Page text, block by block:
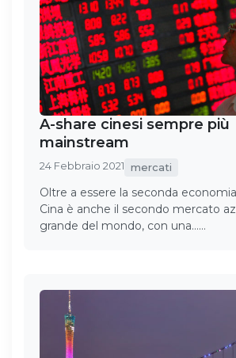
A-share cinesi sempre più
mainstream
24 Febbraio 2021 mercati
Oltre a essere la seconda
Cina è anche il secondo mercato
grande del mondo, con una……